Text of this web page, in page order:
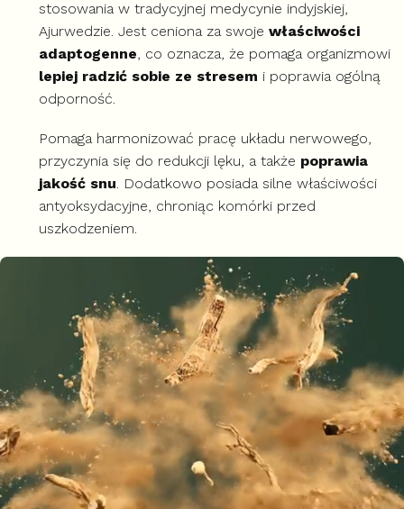
stosowania w tradycyjnej medycynie indyjskiej,
Ajurwedzie. Jest ceniona za swoje właściwości
adaptogenne , co oznacza, że pomaga organizmowi
lepiej radzić sobie ze stresem i poprawia ogólną
odporność.
Pomaga harmonizować pracę układu nerwowego,
przyczynia się do redukcji lęku, a także poprawia
jakość snu . Dodatkowo posiada silne właściwości
antyoksydacyjne, chroniąc komórki przed
uszkodzeniem.